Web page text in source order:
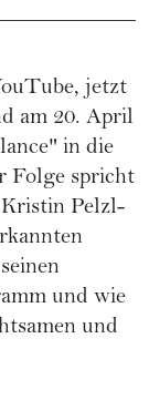
jetzt
am 20. April
in die
Folge spricht
Pelzl-
und wie
und